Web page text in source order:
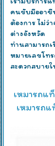
คนขับมืออาชี
ต้องการ ไม่ว่
ต่างจังหวัด
ท่านสามารถ
หมายเลขโท
สะดวกสบาย
เหมารถแ
เหมารถ